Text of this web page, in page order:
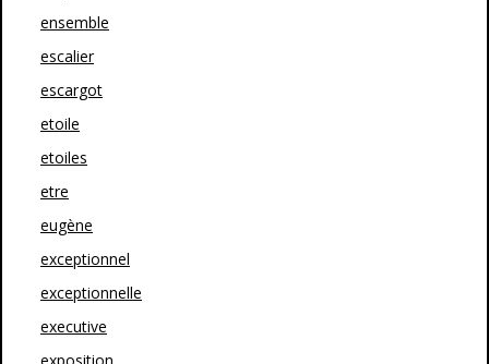
ensemble
escalier
escargot
etoile
etoiles
etre
eugène
exceptionnel
exceptionnelle
executive